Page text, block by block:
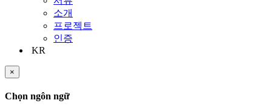
소개
프로젝트
인증
KR
×
Chọn ngôn ngữ